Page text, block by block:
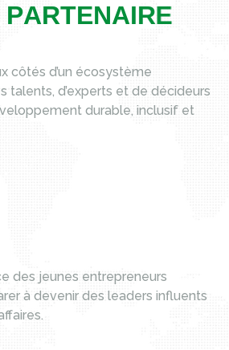
PARTENAIRE
côtés d’un écosystème
talents, d’experts et de décideurs
durable, inclusif et
des jeunes entrepreneurs
à devenir des leaders influents